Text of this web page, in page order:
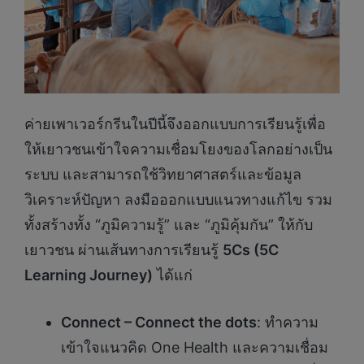
ค่ายเพาเวอร์กรีนในปีนี้จึงออกแบบการเรียนรู้เพื่อ
ให้เยาวชนเข้าใจความเชื่อมโยงของโลกอย่างเป็น
ระบบ และสามารถใช้วิทยาศาสตร์และข้อมูล
วิเคราะห์ปัญหา ลงมือออกแบบแนวทางแก้ไข รวม
ทั้งสร้างทั้ง “ภูมิความรู้” และ “ภูมิคุ้มกัน” ให้กับ
เยาวชน ผ่านเส้นทางการเรียนรู้ 5Cs (5C
Learning Journey) ได้แก่
Connect – Connect the dots: ทำความ
เข้าใจแนวคิด One Health และความเชื่อม